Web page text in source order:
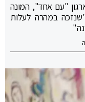
"עם אחד", המונה
"שנזכה במהרה לעלות